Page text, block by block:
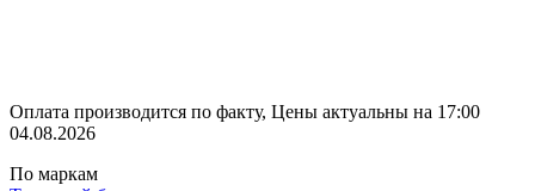
Оплата производится по факту, Цены актуальны на 17:00
04.08.2026
По маркам